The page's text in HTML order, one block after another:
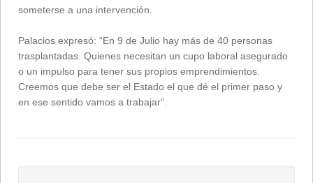
someterse a una intervención.
Palacios expresó: “En 9 de Julio hay más de 40 personas
trasplantadas. Quienes necesitan un cupo laboral asegurado
o un impulso para tener sus propios emprendimientos.
Creemos que debe ser el Estado el que dé el primer paso y
en ese sentido vamos a trabajar”.